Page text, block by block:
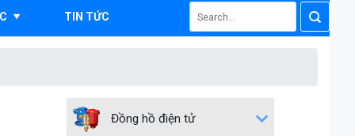
TIN TỨC
for:
Đồng hồ điện tử